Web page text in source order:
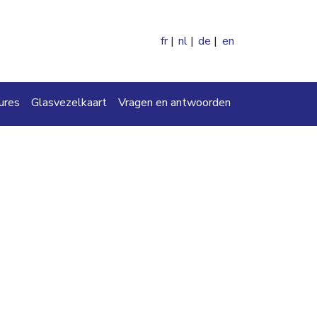
fr nl de en
Glasvezelkaart Vragen en antwoorden